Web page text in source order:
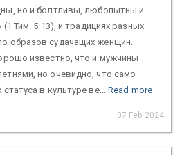
но и болтливы, любопытны и
Тим. 5:13), и традициях разных
образов судачащих женщин.
известно, что и мужчины
но очевидно, что само
статуса в культуре ве...Read more
07 Feb 2024